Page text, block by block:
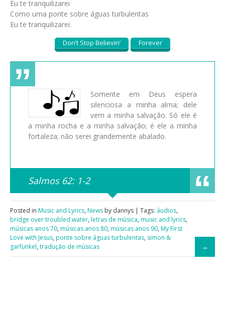
Eu te tranquilizarei
Como uma ponte sobre águas turbulentas
Eu te tranquilizarei.
Don’t Stop Believin’ Forever
Somente em Deus espera
silenciosa a minha alma; dele
vem a minha salvação. Só ele é
a minha rocha e a minha salvação; é ele a minha
fortaleza; não serei grandemente abalado.
Salmos 62: 1-2
Posted in Music and Lyrics, News by dannys | Tags: áudios,
bridge over troubled water, letras de música, music and lyrics,
músicas anos 70, músicas anos 80, músicas anos 90, My First
Love with Jesus, ponte sobre águas turbulentas, simon &
garfunkel, tradução de músicas